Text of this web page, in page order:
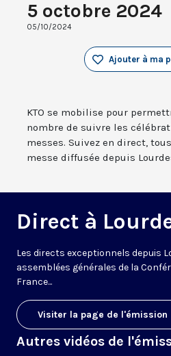
5 octobre 2024
05/10/2024
Ajouter à ma
KTO se mobilise pour
nombre de suivre les
messes. Suivez en direct,
messe diffusée depuis
Direct à
Les directs exceptionnels depuis
assemblées générales de la
France...
Visiter la page de l'émission
Autres vidéos de